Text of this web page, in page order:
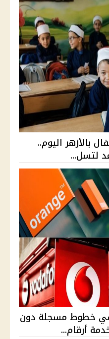
بالأزهر اليوم..
لتسل...
في خطوط مسجلة دون
أرقام...